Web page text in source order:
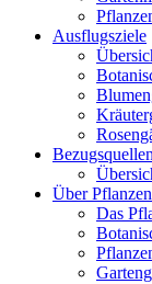
Ausflugsziele
Über
Das